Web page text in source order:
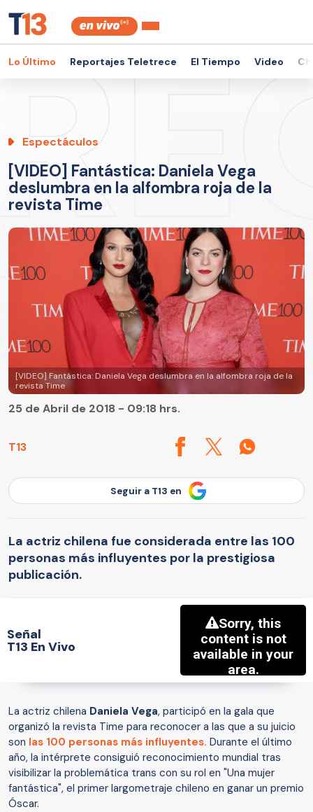
Lo Último Reportajes Teletrece El Tiempo Video
Espectáculos
[VIDEO] Fantástica: Daniela Vega
deslumbra en la alfombra roja de la
revista Time
[VIDEO] Fantástica: Daniela Vega deslumbra en la alfombra roja de la
revista Time
T13
25 de Abril de 2018 - 09:18 hrs.
Seguir a T13 en
La actriz chilena fue considerada entre las 100
personas más influyentes por la prestigiosa
publicación.
Señal
T13 En Vivo
La actriz chilena Daniela Vega, participó en la gala que
organizó la revista Time para reconocer a las que a su juicio
son las 100 personas más influyentes. Durante el último
año, la intérprete consiguió reconocimiento mundial tras
visibilizar la problemática trans con su rol en "Una mujer
fantástica", el primer largometraje chileno en ganar un premio
Óscar.